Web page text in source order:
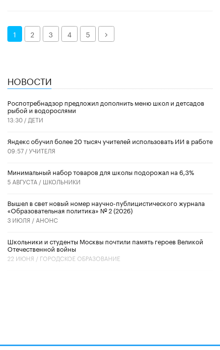
1 2 3 4 5 Далее
НОВОСТИ
Роспотребнадзор предложил дополнить меню школ и детсадов
рыбой и водорослями
13:30 / ДЕТИ
​Яндекс обучил более 20 тысяч учителей использовать ИИ в работе
09:57 /УЧИТЕЛЯ
Минимальный набор товаров для школы подорожал на 6,3%
5 АВГУСТА / ШКОЛЬНИКИ
Вышел в свет новый номер научно-публицистического журнала
«Образовательная политика» № 2 (2026)
3 ИЮЛЯ / АНОНС
Школьники и студенты Москвы почтили память героев Великой
Отечественной войны
22 ИЮНЯ / ГОРОДСКОЕ ОБРАЗОВАНИЕ